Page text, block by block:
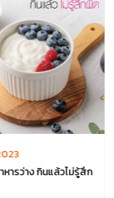
หารว่าง กินแล้วไม่รู้สึก